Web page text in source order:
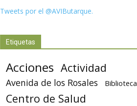
Tweets por el @AVIButarque.
Etiquetas
Acciones Actividad
Avenida de los Rosales Biblioteca
Centro de Salud